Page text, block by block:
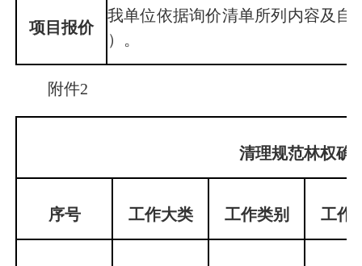
项目报价
我单位依据询价清单所列内容
）。
附件2
清理规范林权确
序号 工作大类 工作类别 工作